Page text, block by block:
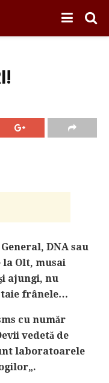
DNA sau
la Olt, musai
ajungi, nu
taie frânele…
cu număr
vedetă de
laboratoarele